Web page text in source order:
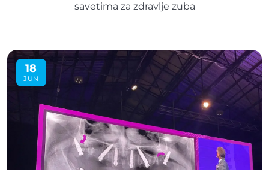
savetima za zdravlje zuba
18
JUN